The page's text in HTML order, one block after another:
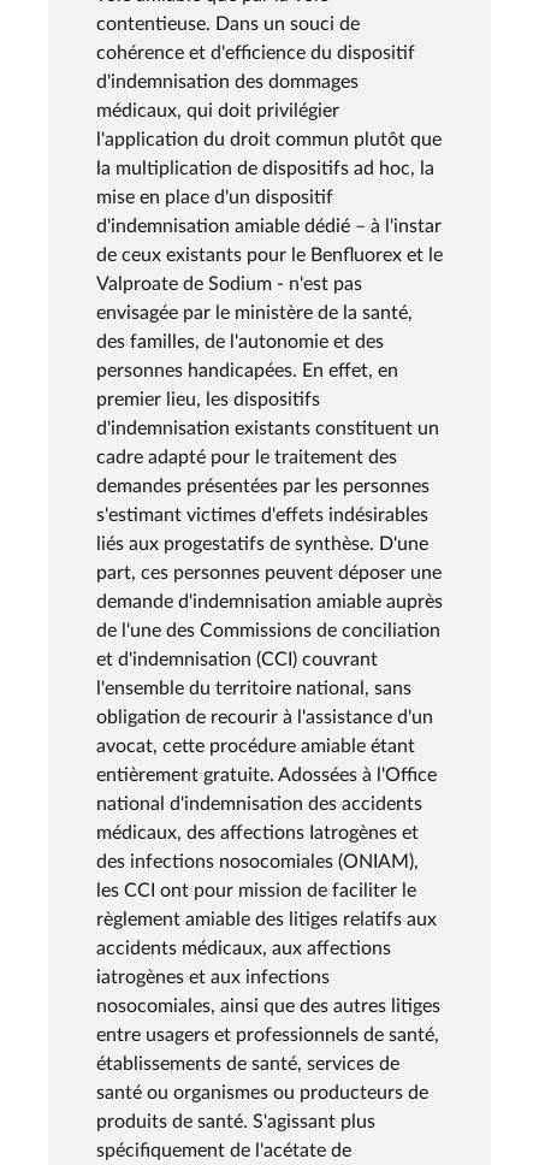
contentieuse. Dans un souci de
cohérence et d'efficience du dispositif
d'indemnisation des dommages
médicaux, qui doit privilégier
l'application du droit commun plutôt que
la multiplication de dispositifs ad hoc, la
mise en place d'un dispositif
d'indemnisation amiable dédié – à l'instar
de ceux existants pour le Benfluorex et le
Valproate de Sodium - n'est pas
envisagée par le ministère de la santé,
des familles, de l'autonomie et des
personnes handicapées. En effet, en
premier lieu, les dispositifs
d'indemnisation existants constituent un
cadre adapté pour le traitement des
demandes présentées par les personnes
s'estimant victimes d'effets indésirables
liés aux progestatifs de synthèse. D'une
part, ces personnes peuvent déposer une
demande d'indemnisation amiable auprès
de l'une des Commissions de conciliation
et d'indemnisation (CCI) couvrant
l'ensemble du territoire national, sans
obligation de recourir à l'assistance d'un
avocat, cette procédure amiable étant
entièrement gratuite. Adossées à l'Office
national d'indemnisation des accidents
médicaux, des affections Iatrogènes et
des infections nosocomiales (ONIAM),
les CCI ont pour mission de faciliter le
règlement amiable des litiges relatifs aux
accidents médicaux, aux affections
iatrogènes et aux infections
nosocomiales, ainsi que des autres litiges
entre usagers et professionnels de santé,
établissements de santé, services de
santé ou organismes ou producteurs de
produits de santé. S'agissant plus
spécifiquement de l'acétate de